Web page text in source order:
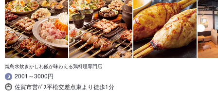
焼鳥水炊きかしわ飯が味わえる鶏料理専門店
2001～3000円
佐賀市営ﾊﾞｽ平松交差点東より徒歩1分